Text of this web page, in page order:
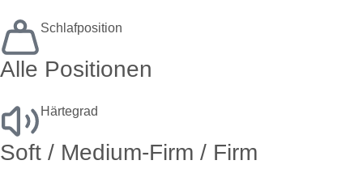
Schlafposition
Alle Positionen
Härtegrad
Soft / Medium-Firm / Firm